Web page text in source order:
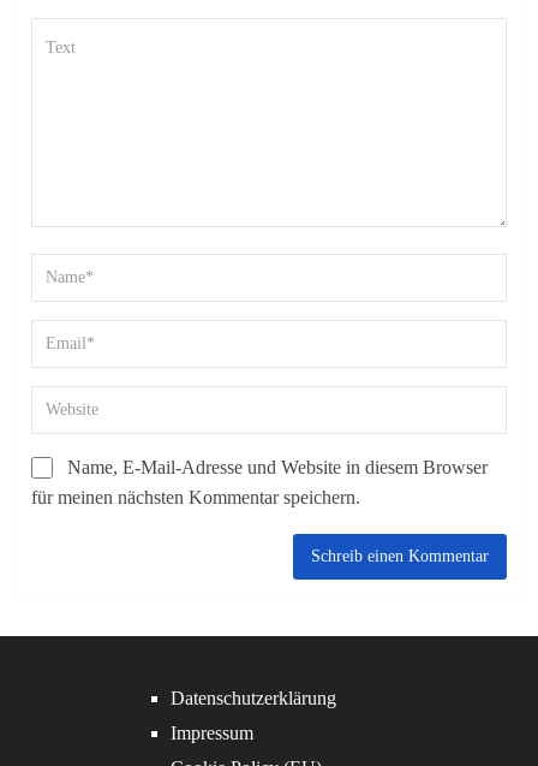
Name, E-Mail-Adresse und Website in diesem Browser
für meinen nächsten Kommentar speichern.
Datenschutzerklärung
Impressum